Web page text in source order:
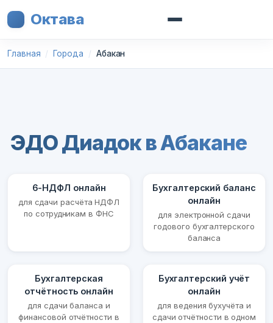
Октава
Главная Города Абакан
ЭДО Диадок в Абакане
6-НДФЛ онлайн
для сдачи расчёта НДФЛ
по сотрудникам в ФНС
Бухгалтерский баланс
онлайн
для электронной сдачи
годового бухгалтерского
баланса
Бухгалтерская
отчётность онлайн
для сдачи баланса и
финансовой отчётности в
Бухгалтерский учёт
онлайн
для ведения бухучёта и
сдачи отчётности в одном